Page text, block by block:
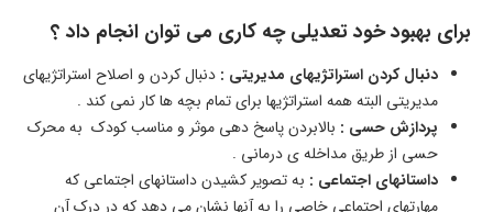
برای بهبود خود تعدیلی چه کاری می توان انجام داد ؟
دنبال کردن استراتژیهای مدیریتی : دنبال کردن و اصلاح استراتژیهای
مدیریتی البته همه استراتژیها برای تمام بچه ها کار نمی کند .
پردازش حسی : بالابردن پاسخ دهی موثر و مناسب کودک به محرک
حسی از طریق مداخله ی درمانی .
داستانهای اجتماعی : به تصویر کشیدن داستانهای اجتماعی که
مهارتهای اجتماعی خاصی را به آنها نشان می دهد که در درک آن